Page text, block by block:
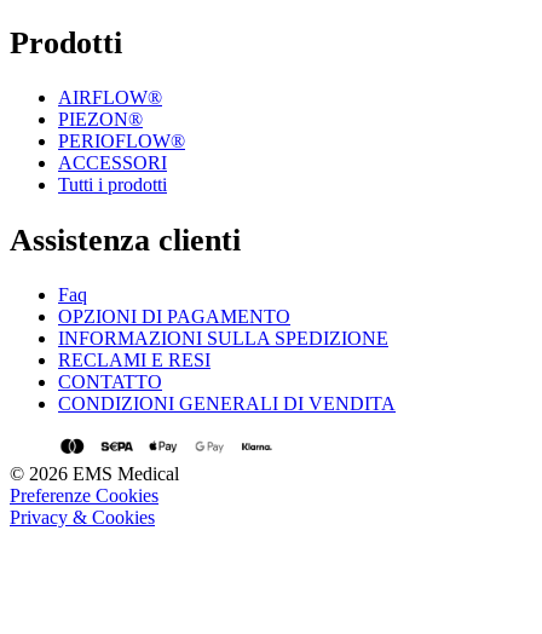
Prodotti
AIRFLOW®
PIEZON®
PERIOFLOW®
ACCESSORI
Tutti i prodotti
Assistenza clienti
Faq
OPZIONI DI PAGAMENTO
INFORMAZIONI SULLA SPEDIZIONE
RECLAMI E RESI
CONTATTO
CONDIZIONI GENERALI DI VENDITA
© 2026 EMS Medical
Preferenze Cookies
Privacy & Cookies